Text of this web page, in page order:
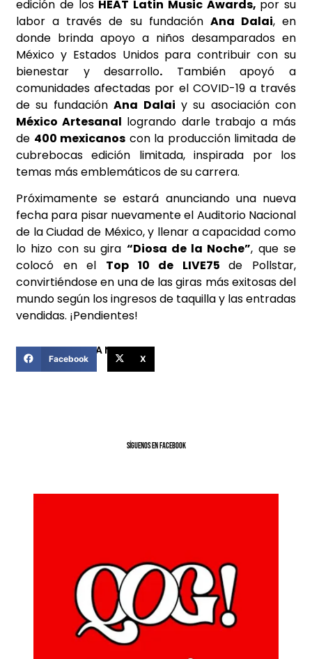
edición de los HEAT Latin Music Awards, por su
labor a través de su fundación Ana Dalai, en
donde brinda apoyo a niños desamparados en
México y Estados Unidos para contribuir con su
bienestar y desarrollo. También apoyó a
comunidades afectadas por el COVID-19 a través
de su fundaciónAna Dalai y su asociación con
México Artesanal logrando darle trabajo a más
de 400 mexicanos con la producción limitada de
cubrebocas edición limitada, inspirada por los
temas más emblemáticos de su carrera.
Próximamente se estará anunciando una nueva
fecha para pisar nuevamente el Auditorio Nacional
de la Ciudad de México, y llenar a capacidad como
lo hizo con su gira “Diosa de la Noche”, que se
colocó en el Top 10 de LIVE75de Pollstar,
convirtiéndose en una de las giras más exitosas del
mundo según los ingresos de taquilla y las entradas
vendidas. ¡Pendientes!
COMPARTIR ESTA NOTICIA
Facebook X
SíGUENOS EN FACEBOOK